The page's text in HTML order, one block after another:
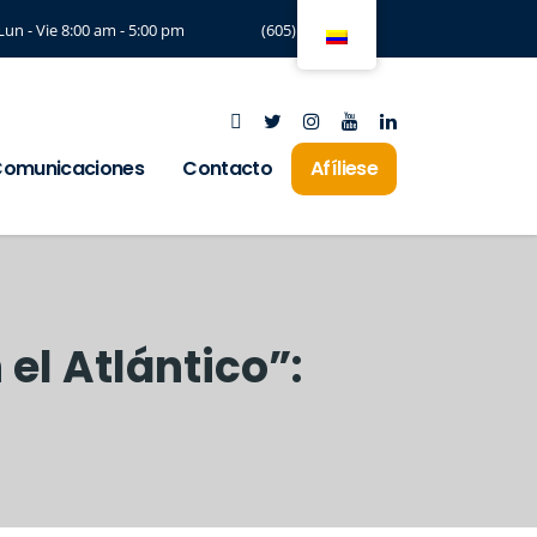
- Vie 8:00 am - 5:00 pm (605) 3294197
Contacto Afíliese
Atlántico”: